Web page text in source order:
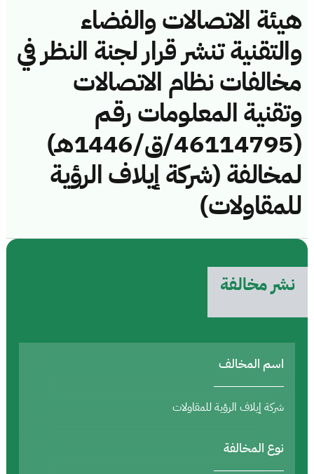
هيئة الاتصالات والفضاء
والتقنية تنشر قرار لجنة النظر في
مخالفات نظام الاتصالات
وتقنية المعلومات رقم
(46114795/ق/1446هـ)
لمخالفة (شركة إيلاف الرؤية
للمقاولات)
نشر مخالفة
اسم المخالف
شركة إيلاف الرؤية للمقاولات
نوع المخالفة